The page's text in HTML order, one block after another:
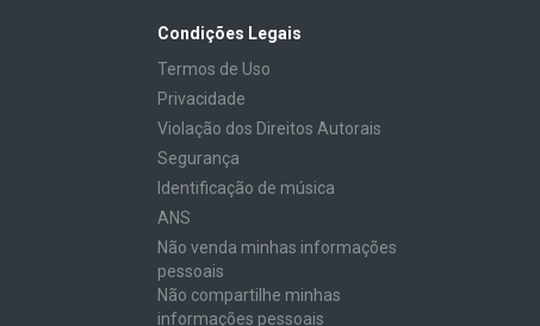
Condições Legais
Termos de Uso
Privacidade
Violação dos Direitos Autorais
Segurança
Identificação de música
ANS
Não venda minhas informações
pessoais
Não compartilhe minhas
informações pessoais